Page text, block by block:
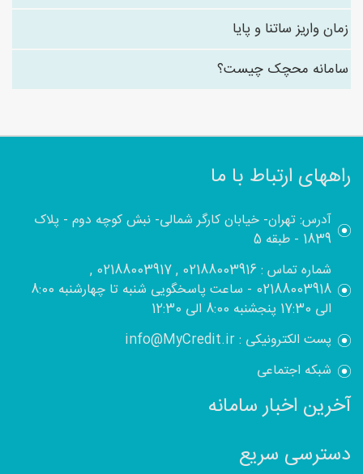
زمان واریز ساتنا و پایا
سامانه محچک چیست؟
راههای ارتباط با ما
آدرس: تهران- خیابان کارگر شمالی- نبش کوچه دوم - پلاک
1839 - طبقه 5
شماره تماس : 02188003916 , 02188003917 ,
02188003918 - ساعت پاسخگویی شنبه تا چهارشنبه 8:00
الی 17:30 پنجشنبه 8:00 الی 12:30
پست الکترونیکی : info@MyCredit.ir
شبکه اجتماعی
آخرین اخبار سامانه
دسترسی سریع